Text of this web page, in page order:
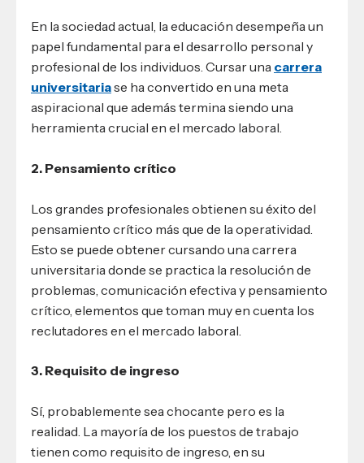
En la sociedad actual, la educación desempeña un
papel fundamental para el desarrollo personal y
profesional de los individuos. Cursar una carrera
universitariase ha convertido en una meta
aspiracional que además termina siendo una
herramienta crucial en el mercado laboral.
2. Pensamiento crítico
Los grandes profesionales obtienen su éxito del
pensamiento crítico más que de la operatividad.
Esto se puede obtener cursando una carrera
universitaria donde se practica la resolución de
problemas, comunicación efectiva y pensamiento
crítico, elementos que toman muy en cuenta los
reclutadores en el mercado laboral.
3. Requisito de ingreso
Sí, probablemente sea chocante pero es la
realidad. La mayoría de los puestos de trabajo
tienen como requisito de ingreso, en su